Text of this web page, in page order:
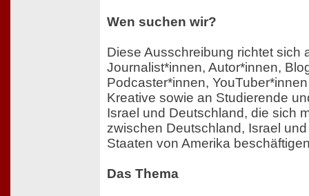
Wen suchen wir?
Diese Ausschreibung richtet sich
Journalist*innen, Autor*innen,
Podcaster*innen,
Kreative sowie an Studierende
Israel und Deutschland, die sich
zwischen Deutschland, Israel
Staaten von Amerika
Das Thema